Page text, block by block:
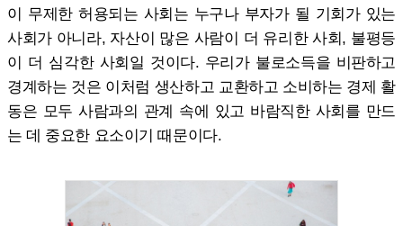
이 무제한 허용되는 사회는 누구나 부자가 될 기회가 있는
사회가 아니라, 자산이 많은 사람이 더 유리한 사회, 불평등
이 더 심각한 사회일 것이다. 우리가 불로소득을 비판하고
경계하는 것은 이처럼 생산하고 교환하고 소비하는 경제 활
동은 모두 사람과의 관계 속에 있고 바람직한 사회를 만드
는 데 중요한 요소이기 때문이다.